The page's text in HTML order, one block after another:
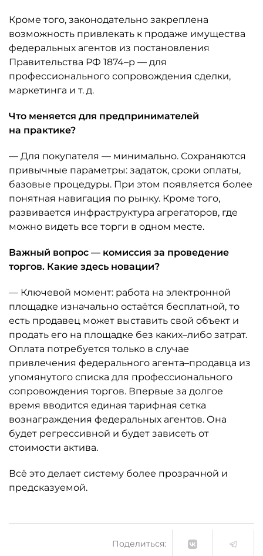
Кроме того, законодательно закреплена
возможность привлекать к продаже имущества
федеральных агентов из постановления
Правительства РФ 1874–р — для
профессионального сопровождения сделки,
маркетинга и т. д.
Что меняется для предпринимателей
на практике?
— Для покупателя — минимально. Сохраняются
привычные параметры: задаток, сроки оплаты,
базовые процедуры. При этом появляется более
понятная навигация по рынку. Кроме того,
развивается инфраструктура агрегаторов, где
можно видеть все торги в одном месте.
Важный вопрос — комиссия за проведение
торгов. Какие здесь новации?
— Ключевой момент: работа на электронной
площадке изначально остаётся бесплатной, то
есть продавец может выставить свой объект и
продать его на площадке без каких–либо затрат.
Оплата потребуется только в случае
привлечения федерального агента–продавца из
упомянутого списка для профессионального
сопровождения торгов. Впервые за долгое
время вводится единая тарифная сетка
вознаграждения федеральных агентов. Она
будет регрессивной и будет зависеть от
стоимости актива.
Всё это делает систему более прозрачной и
предсказуемой.
Поделиться: